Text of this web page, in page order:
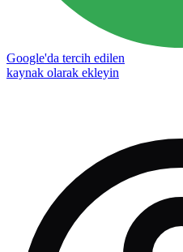
Google'da tercih edilen
kaynak olarak ekleyin